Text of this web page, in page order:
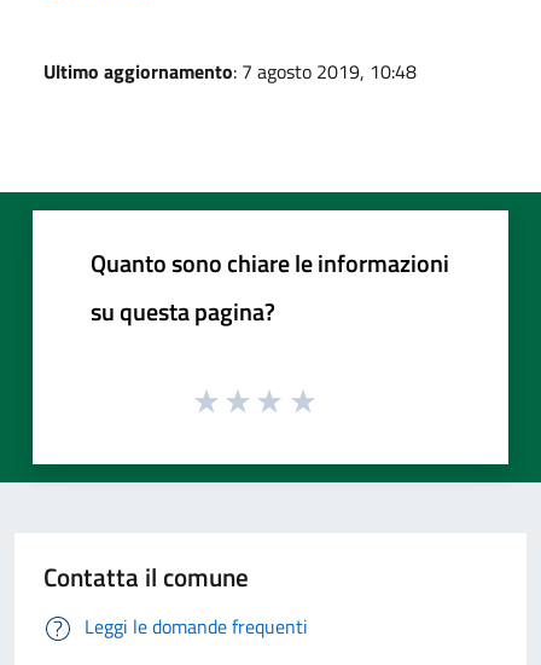
Ultimo aggiornamento: 7 agosto 2019, 10:48
Quanto sono chiare le informazioni
su questa pagina?
Contatta il comune
Leggi le domande frequenti